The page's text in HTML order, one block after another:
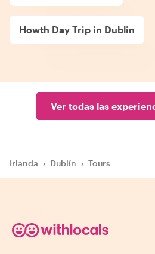
Howth Day Trip in Dublin
Ver todas las
Irlanda › Dublín › Tours